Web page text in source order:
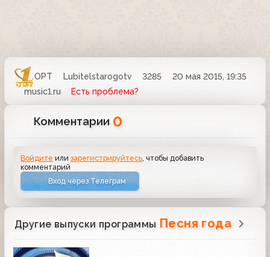
ОРТ Lubitelstarogotv 3285
20 мая 2015, 19:35
music1.ru
Есть проблема?
Комментарии 0
Войдите илизарегистрируйтесь , чтобы добавить
комментарий
Вход через Телеграм
Другие выпуски программы Песня года